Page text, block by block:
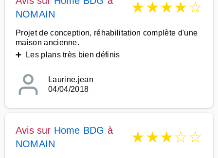
NOMAIN
★★★★☆
Projet de conception, réhabilitation complète d'une
maison ancienne.
➕ Les plans très bien définis
Laurine.jean
04/04/2018
Avis sur Home BDG à
NOMAIN
★★★☆☆